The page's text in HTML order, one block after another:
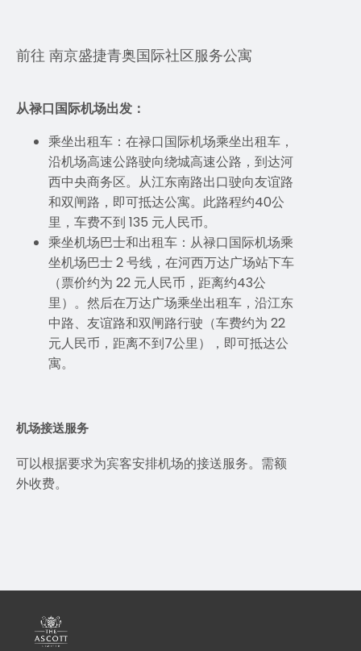
前往 南京盛捷青奥国际社区服务公寓
从禄口国际机场出发：
乘坐出租车：在禄口国际机场乘坐出租车，
沿机场高速公路驶向绕城高速公路，到达河
西中央商务区。从江东南路出口驶向友谊路
和双闸路，即可抵达公寓。此路程约40公
里，车费不到 135 元人民币。
乘坐机场巴士和出租车：从禄口国际机场乘
坐机场巴士 2 号线，在河西万达广场站下车
（票价约为 22 元人民币，距离约43公
里）。然后在万达广场乘坐出租车，沿江东
中路、友谊路和双闸路行驶（车费约为 22
元人民币，距离不到7公里），即可抵达公
寓。
机场接送服务
可以根据要求为宾客安排机场的接送服务。需额
外收费。